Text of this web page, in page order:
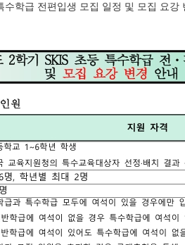
수학급 전편입생 모집 일정 및 모집 요강